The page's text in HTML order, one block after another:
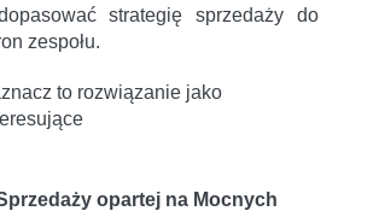
strategię sprzedaży do
zespołu.
to rozwiązanie jako
opartej na Mocnych